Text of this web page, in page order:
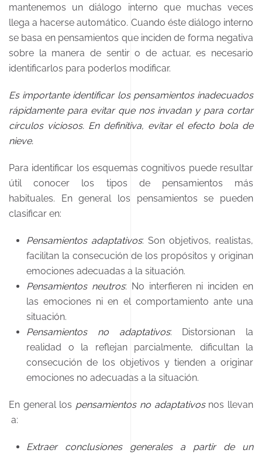
mantenemos un diálogo interno que muchas veces
llega a hacerse automático. Cuando éste diálogo interno
se basa en pensamientos que inciden de forma negativa
sobre la manera de sentir o de actuar, es necesario
identificarlos para poderlos modificar.
Es importante identificar los pensamientos inadecuados
rápidamente para evitar que nos invadan y para cortar
círculos viciosos. En definitiva, evitar el efecto bola de
nieve.
Para identificar los esquemas cognitivos puede resultar
útil conocer los tipos de pensamientos más
habituales. En general los pensamientos se pueden
clasificar en:
Pensamientos adaptativos: Son objetivos, realistas,
facilitan la consecución de los propósitos y originan
emociones adecuadas a la situación.
Pensamientos neutros: No interfieren ni inciden en
las emociones ni en el comportamiento ante una
situación.
Pensamientos no adaptativos: Distorsionan la
realidad o la reflejan parcialmente, dificultan la
consecución de los objetivos y tienden a originar
emociones no adecuadas a la situación.
En general los pensamientos no adaptativosnos llevan
a:
Extraer conclusiones generales a partir de un